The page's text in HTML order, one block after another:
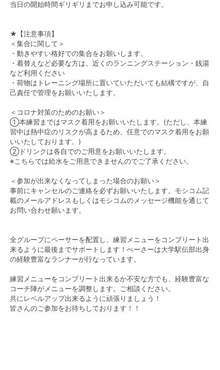
当日の開始時間ギリギリまでお申し込み可能です。
★【注意事項】
＜集合に関して＞
・動きやすい格好での集合をお願いします。
・着替えなど必要な方は、近くのランニングステーション・銭湯
など利用ください
・荷物はトレーニング場所に置いていただいても結構ですが、自
己責任で管理をお願いいたします。
＜コロナ対策のためのお願い＞
①本練習まではマスク着用をお願いいたします。(ただし、本練
習中は熱中症のリスクが高まるため、任意でのマスク着用をお願
いいたしております。)
②ドリンクは各自でのご用意をお願いいたします。
※こちらでは給水をご用意できませんのでご了承ください。
＜参加が出来なくなってしまった場合のお願い＞
事前にキャンセルのご連絡を必ずお願いいたします。モシコム記
載のメールアドレスもしくはモシコムのメッセージ機能を通じて
お問い合わせ願います。
全グループにペーサーを配置し、練習メニューをコンプリート出
来るように最後までサポートします！ぺーさーは大学駅伝部出身
の経験豊富なランナーが行なっています。
練習メニューをコンプリート出来るか不安な方でも、経験豊富な
コーチ陣がメニューを調整します。ご相談ください。
共にレベルアップ出来るように頑張りましょう！
皆さんのご参加をお待ちしております！！